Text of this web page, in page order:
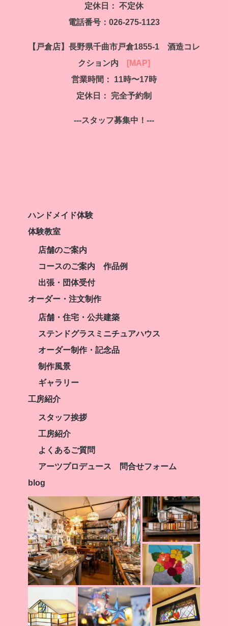
定休日： 不定休
電話番号：026-275-1123
【戸倉店】 長野県千曲市戸倉1855-1 酒造コレ
クション内
[MAP]
営業時間： 11時〜17時
定休日： 完全予約制
---スタッフ募集中！---
ハンドメイド体験
体験教室
店舗のご案内
コースのご案内 作品例
出張・団体受付
オーダー・注文制作
店舗・住宅・公共建築
ステンドグラスミニチュアハウス
オーダー制作・記念品
制作風景
ギャラリー
工房紹介
スタッフ挨拶
工房紹介
よくあるご質問
アーツプロデュース 問合せフォーム
blog